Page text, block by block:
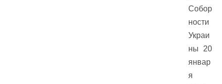
Собор
ности
Украи
ны 20
январ
я